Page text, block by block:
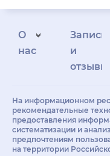
О
нас
Запись
и
отзывы
На информационном
рекомендательные
предоставления
систематизации и
предпочтениям
на территории